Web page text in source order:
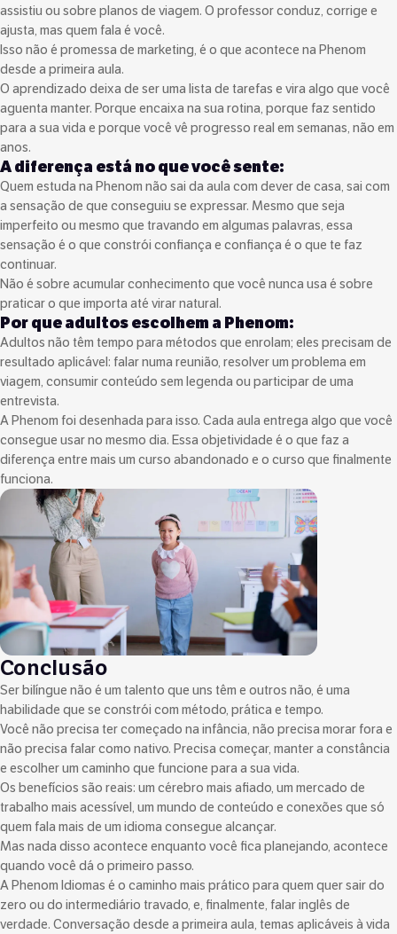
assistiu ou sobre planos de viagem. O professor conduz, corrige e
ajusta, mas quem fala é você.
Isso não é promessa de marketing, é o que acontece na Phenom
desde a primeira aula.
O aprendizado deixa de ser uma lista de tarefas e vira algo que você
aguenta manter. Porque encaixa na sua rotina, porque faz sentido
para a sua vida e porque você vê progresso real em semanas, não em
anos.
A diferença está no que você sente:
Quem estuda na Phenom não sai da aula com dever de casa, sai com
a sensação de que conseguiu se expressar. Mesmo que seja
imperfeito ou mesmo que travando em algumas palavras, essa
sensação é o que constrói confiança e confiança é o que te faz
continuar.
Não é sobre acumular conhecimento que você nunca usa é sobre
praticar o que importa até virar natural.
Por que adultos escolhem a Phenom:
Adultos não têm tempo para métodos que enrolam; eles precisam de
resultado aplicável: falar numa reunião, resolver um problema em
viagem, consumir conteúdo sem legenda ou participar de uma
entrevista.
A Phenom foi desenhada para isso. Cada aula entrega algo que você
consegue usar no mesmo dia. Essa objetividade é o que faz a
diferença entre mais um curso abandonado e o curso que finalmente
funciona.
Conclusão
Ser bilíngue não é um talento que uns têm e outros não, é uma
habilidade que se constrói com método, prática e tempo.
Você não precisa ter começado na infância, não precisa morar fora e
não precisa falar como nativo. Precisa começar, manter a constância
e escolher um caminho que funcione para a sua vida.
Os benefícios são reais: um cérebro mais afiado, um mercado de
trabalho mais acessível, um mundo de conteúdo e conexões que só
quem fala mais de um idioma consegue alcançar.
Mas nada disso acontece enquanto você fica planejando, acontece
quando você dá o primeiro passo.
A Phenom Idiomas é o caminho mais prático para quem quer sair do
zero ou do intermediário travado, e, finalmente, falar inglês de
verdade. Conversação desde a primeira aula, temas aplicáveis à vida